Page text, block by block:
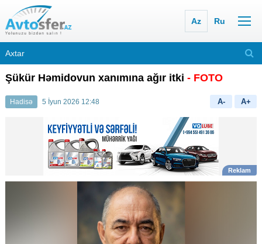
Az Ru
Şükür Həmidovun xanımına ağır itki - FOTO
Hadisə 5 İyun 2026 12:48 A- A+